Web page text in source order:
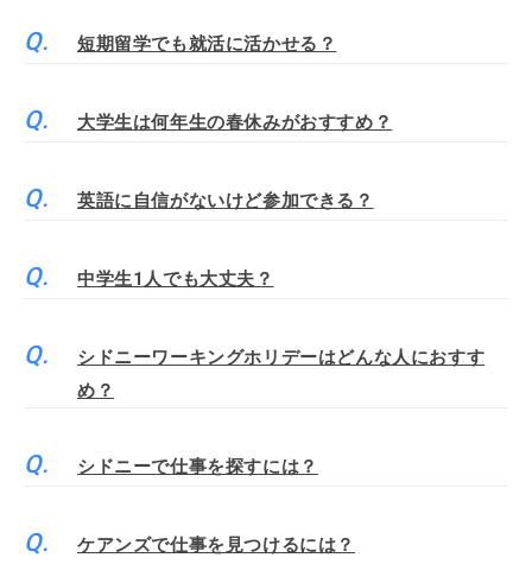
短期留学でも就活に活かせる？
大学生は何年生の春休みがおすすめ？
英語に自信がないけど参加できる？
中学生1人でも大丈夫？
シドニーワーキングホリデーはどんな人におすす
め？
シドニーで仕事を探すには？
ケアンズで仕事を見つけるには？